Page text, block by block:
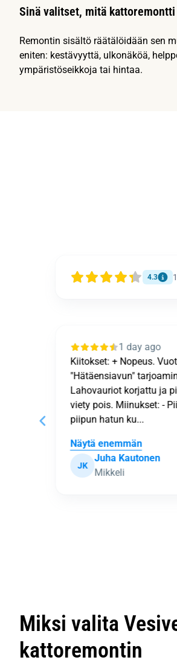
Sinä valitset, mitä
Remontin sisältö räätälöidään sen
eniten: kestävyyttä, ulkonäköä,
ympäristöseikkoja tai hintaa.
4.3
1 day ago
Kiitokset: + Nopeus.
"Hätäensiavun"
Lahovauriot korjattu ja
viety pois. Miinukset: -
piipun hatun ku...
Näytä enemmän
JK
Juha Kautonen
Mikkeli
Miksi valita
kattoremontin